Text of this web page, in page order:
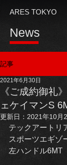
ARES TOKYO
News
記事
《ご成約御礼
ェケイマンS
2021年6月30日
更新日： 2021年10月
テックアートリ
スポーツエギゾ
左ハンドル6MT